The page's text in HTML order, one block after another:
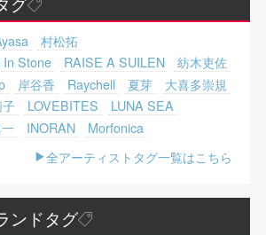
村松拓
In Stone
RAISE A SUILEN
紡木吏佐
岸谷香 Raychell 夏芽
大喜多崇規
LOVEBITES
LUNA SEA
INORAN
Morfonica
全アーティストタグ一覧はこちら
ンドタグ